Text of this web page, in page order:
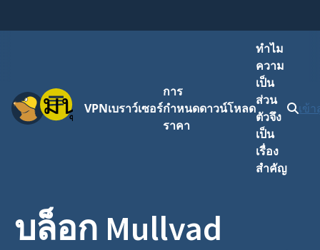
เมนู VPNเบราว์เซอร์
การ
กำหนด
ราคา
ดาวน์โหลด
ทำไม
ความ
เป็น
ส่วน
ตัวจึง
เป็น
เรื่อง
สำคัญ
เข้
บล็อก Mullvad